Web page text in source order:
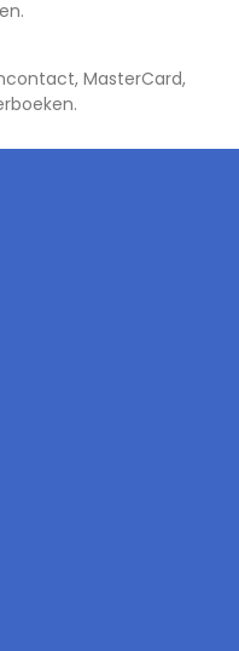
MasterCard,